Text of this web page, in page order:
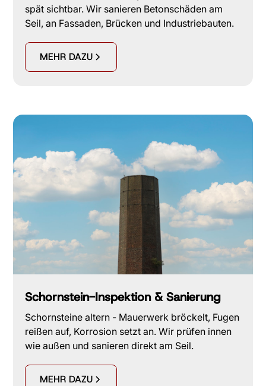
spät sichtbar. Wir sanieren Betonschäden am
Seil, an Fassaden, Brücken und Industriebauten.
MEHR DAZU
Schornstein-Inspektion & Sanierung
Schornsteine altern - Mauerwerk bröckelt, Fugen
reißen auf, Korrosion setzt an. Wir prüfen innen
wie außen und sanieren direkt am Seil.
MEHR DAZU